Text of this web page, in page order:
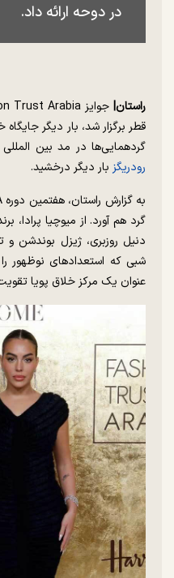
در دوحه ارائه داد.
راستان|
قطر برگزار شد، بار دیگر جایگاه
گردهمایی‌ها در مد بین
رودریگز بار دیگر درخشید.
گرد هم آورد. از میوچیا پرادا،
دنیل روزبری، ژیزل بوندشن و
شبی که استعداد‌های نوظهور
عنوان یک مرکز خلاق پویا